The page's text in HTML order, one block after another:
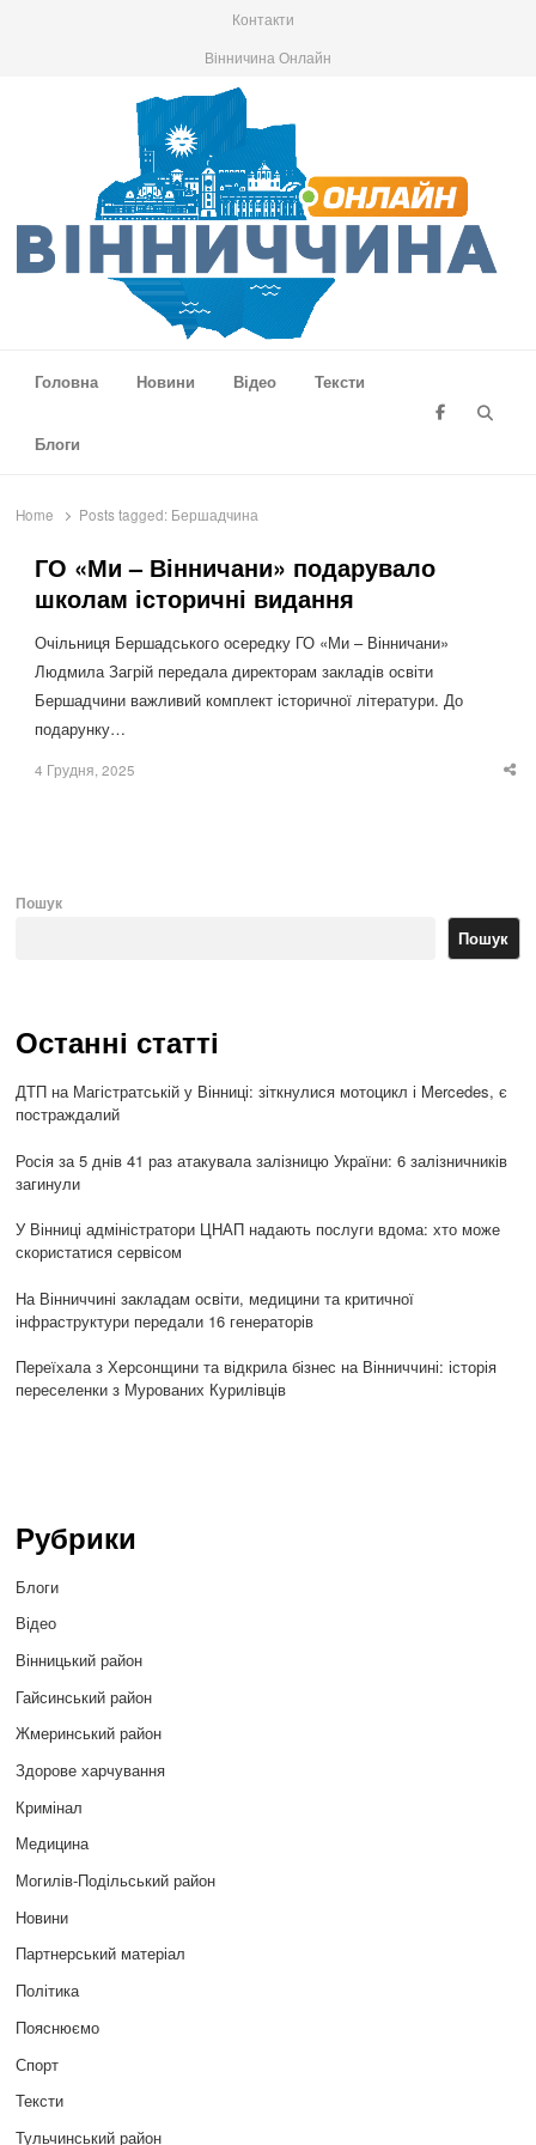
Контакти
Вінничина Онлайн
Головна
Новини Відео Тексти
Блоги
Home Posts tagged: Бершадчина
ГО «Ми – Вінничани» подарувало
школам історичні видання
Очільниця Бершадського осередку ГО «Ми – Вінничани»
Людмила Загрій передала директорам закладів освіти
Бершадчини важливий комплект історичної літератури. До
подарунку…
4 Грудня, 2025
Пошук
Пошук
Останні статті
ДТП на Магістратській у Вінниці: зіткнулися мотоцикл і Mercedes, є
постраждалий
Росія за 5 днів 41 раз атакувала залізницю України: 6 залізничників
загинули
У Вінниці адміністратори ЦНАП надають послуги вдома: хто може
скористатися сервісом
На Вінниччині закладам освіти, медицини та критичної
інфраструктури передали 16 генераторів
Переїхала з Херсонщини та відкрила бізнес на Вінниччині: історія
переселенки з Мурованих Курилівців
Рубрики
Блоги
Відео
Вінницький район
Гайсинський район
Жмеринський район
Здорове харчування
Кримінал
Медицина
Могилів-Подільський район
Новини
Партнерський матеріал
Політика
Пояснюємо
Спорт
Тексти
Тульчинський район